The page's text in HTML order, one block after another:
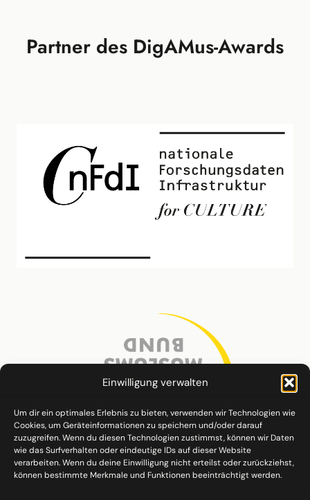
Einwilligung verwalten
Um dir ein optimales Erlebnis zu bieten, verwenden wir Technologien wie
Cookies, um Geräteinformationen zu speichern und/oder darauf
zuzugreifen. Wenn du diesen Technologien zustimmst, können wir Daten
wie das Surfverhalten oder eindeutige IDs auf dieser Website
verarbeiten. Wenn du deine Einwilligung nicht erteilst oder zurückziehst,
können bestimmte Merkmale und Funktionen beeinträchtigt werden.
Partner des DigAMus-Awards